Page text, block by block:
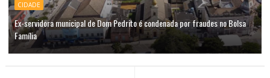
CIDADE
Ex-servidora municipal de Dom Pedrito é condenada por fraudes no Bolsa
Família